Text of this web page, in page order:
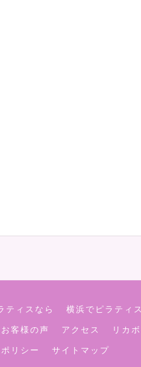
ティスなら 横浜でピラティ
お客様の声 アクセス リカ
リシー
サイトマップ